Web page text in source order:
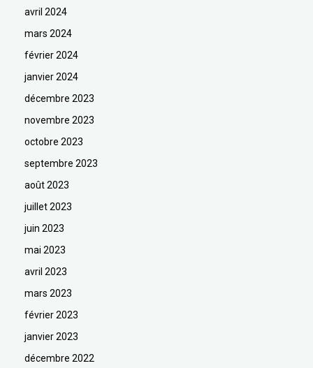
avril 2024
mars 2024
février 2024
janvier 2024
décembre 2023
novembre 2023
octobre 2023
septembre 2023
août 2023
juillet 2023
juin 2023
mai 2023
avril 2023
mars 2023
février 2023
janvier 2023
décembre 2022